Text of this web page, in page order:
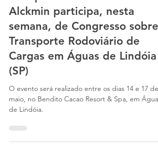
Vice-presidente Geraldo
Alckmin participa, nesta
semana, de Congresso sobre
Transporte Rodoviário de
Cargas em Águas de Lindóia
(SP)
O evento será realizado entre os dias 14 e 17 de
de Lindóia.